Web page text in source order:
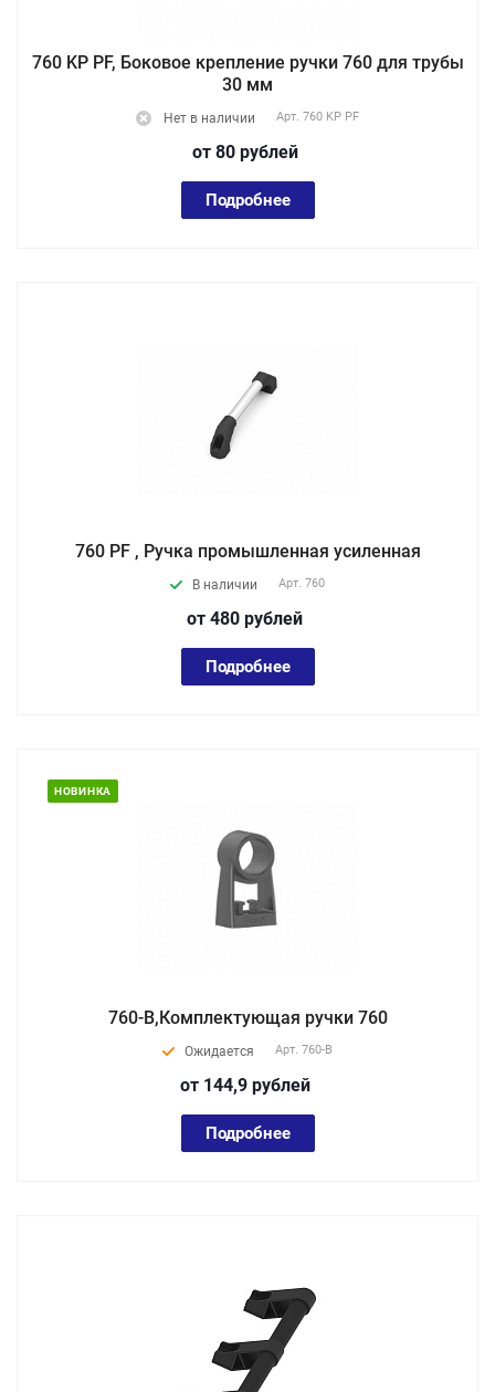
760 KP PF, Боковое крепление ручки 760 для трубы
30 мм
Нет в наличии Арт. 760 KP PF
от 80 рублей
Подробнее
760 PF , Ручка промышленная усиленная
В наличии Арт. 760
от 480 рублей
Подробнее
НОВИНКА
760-В,Комплектующая ручки 760
Ожидается Арт. 760-В
от 144,9 рублей
Подробнее